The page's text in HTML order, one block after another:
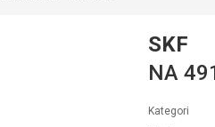
SKF
NA
Kategori